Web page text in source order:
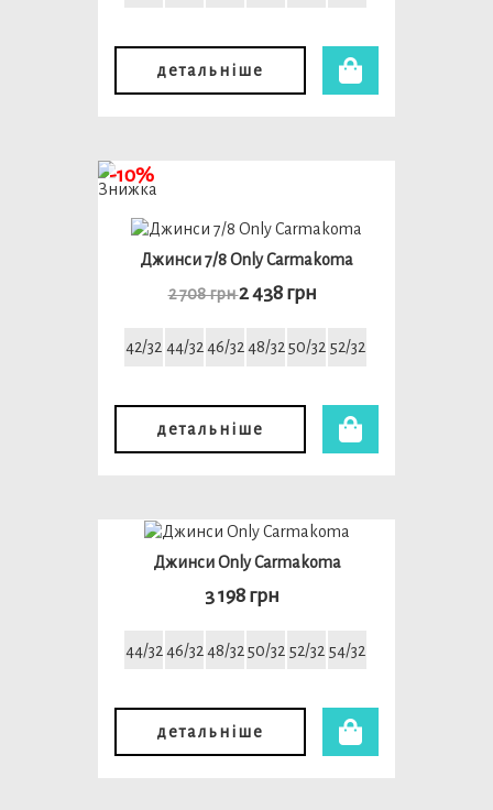
детальніше
Джинси 7/8 Only Carmakoma
2 708 грн2 438 грн
42/32 44/32 46/32 48/32 50/32 52/32
детальніше
-10%
Джинси Only Carmakoma
3 198 грн
44/32 46/32 48/32 50/32 52/32 54/32
детальніше